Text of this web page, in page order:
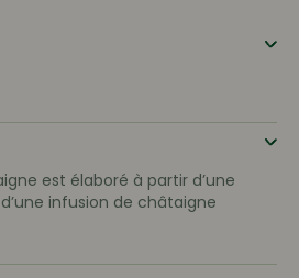
est élaboré à partir d’une
infusion de châtaigne